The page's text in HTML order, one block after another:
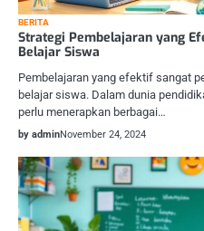
BERITA
Strategi Pembelajaran yang
Belajar Siswa
Pembelajaran yang efektif sangat
belajar siswa. Dalam dunia
perlu menerapkan berbagai…
by adminNovember 24, 2024